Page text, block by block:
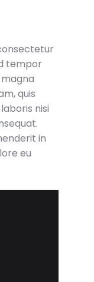
tempor
quis
nisi
in
eu